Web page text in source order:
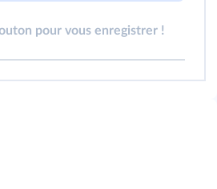
pour vous enregistrer !